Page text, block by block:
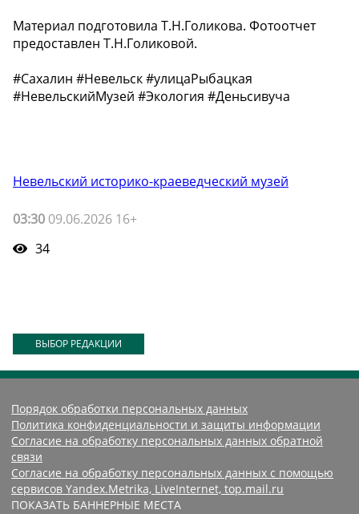
Материал подготовила Т.Н.Голикова. Фотоотчет
предоставлен Т.Н.Голиковой.
#Сахалин #Невельск #улицаРыбацкая
#НевельскийМузей #Экология #Деньсивуча
Невельский историко-краеведческий музей
03:30 09.06.2026 16+
34
ВЫБОР РЕДАКЦИИ
Порядок обработки персональных данных
Политика конфиденциальности и защиты информации
Согласие на обработку персональных данных обратной
связи
Согласие на обработку персональных данных с помощью
сервисов Yandex.Metrika, LiveInternet, top.mail.ru
ПОКАЗАТЬ БАННЕРНЫЕ МЕСТА